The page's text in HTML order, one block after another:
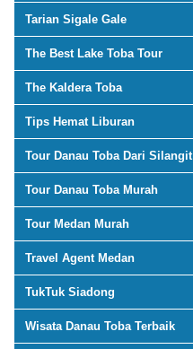
Tarian Sigale Gale
The Best Lake Toba Tour
The Kaldera Toba
Tips Hemat Liburan
Tour Danau Toba Dari Silangit
Tour Danau Toba Murah
Tour Medan Murah
Travel Agent Medan
TukTuk Siadong
Wisata Danau Toba Terbaik